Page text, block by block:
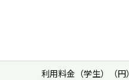
利用料金（学生）（円）